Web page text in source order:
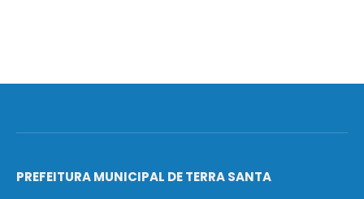
PREFEITURA MUNICIPAL DE TERRA SANTA